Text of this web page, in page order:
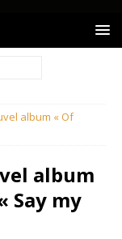
album « Of
album
Say my